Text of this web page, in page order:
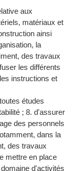
aux
matériaux et
ainsi
la
des travaux
les différents
instructions et
études
; 8. d'assurer
des personnels
dans la
des travaux
mettre en place
d'activités